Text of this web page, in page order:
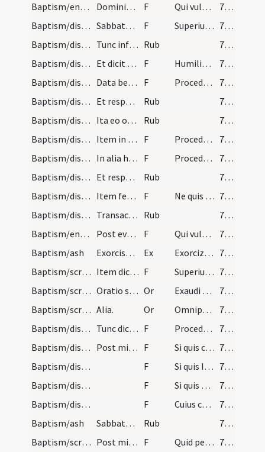
Baptism/enrollment
Dominica de Samaritana. Post evangelium lectum di… F Qui vult nomina sua dare iam offerat.
726
Baptism/dismissal
Sabbato secundo. Post scrutinium dicit diaconus e… F Superius vos fideles. Orate competentes. Cervicem flectite.
726
Baptism/dismissal
Tunc infantes admoniti ab acolyto ut caput inclin… Rub
726
Baptism/dismissal
Et dicit diaconus excelsa voce. F Humiliate vos ad benedictionem.
727
Baptism/dismissal
Data benedictione rursus dicat diaconus excelsa v… F Procedant competentes.
727
Baptism/dismissal
Et respondent acolyti similiter tunc egrediuntur… Rub
727
Baptism/dismissal
Ita eo ordine faciendum est per singula scrutinia… Rub
727
Baptism/dismissal
Item in tertia hebdomada per singulas ferias ad a… F Procedant catechumeni.
727
Baptism/dismissal
In alia hebdomada duplum. F Procedant catechumeni catechumeni procedant.
727
Baptism/dismissal
Et respondent acolyti de foris cancellis similite… Rub
727
Baptism/dismissal
Item feria sexta per singulas lectiones et domini… F Ne quis catechumenus
727
Baptism/dismissal
Transacta media Quadragesima addunt praedicti ost… Rub
727
Baptism/enrollment
Post evangelium lectum dicit diaconus. F Qui vult nomina sua dare iam offerat.
738
Baptism/ash
Exorcismus cineris. Ex Exorcizo te cinis ... sinceri inveniantur.
745
Baptism/scrutiny
Item dicat diaconus excelsa voce ad cornu altaris. F Superius vos fideles. Orate competentes. Cervicem flectite.
746
Baptism/scrutiny
Oratio super competentes. Or Exaudi Domine ... percipere mereatur.
746
Baptism/scrutiny Alia. Or Omnipotens sempiterne Deus respice ... pervenire mereatur.
746
Baptism/dismissal
Tunc dicat diaconus. F Procedant competentes.
746
Baptism/dismissal
Post missam cantatam dicat diaconus prima voce. F Si quis catechumenus procedat
771
Baptism/dismissal
F Si quis Iudaeus procedat
771
Baptism/dismissal
F Si quis haereticus procedat
771
Baptism/dismissal
F Cuius cura non est procedat
771
Baptism/ash
Sabbato secundo de Quadragesima benedictio cineri… Rub
772
Baptism/scrutiny
Post missam cantatam vadunt duo subdiaconi albis… F Quid petunt?
772